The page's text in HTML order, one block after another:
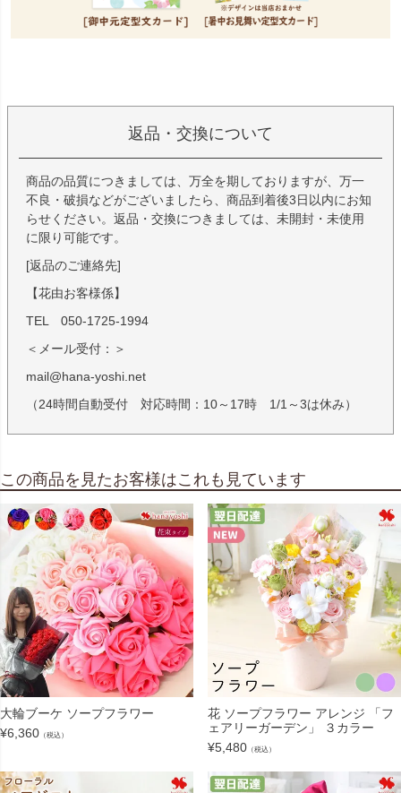
返品・交換について
商品の品質につきましては、万全を期しておりますが、万一
不良・破損などがございましたら、商品到着後3日以内にお知
らせください。返品・交換につきましては、未開封・未使用
に限り可能です。
[返品のご連絡先]
【花由お客様係】
TEL 050-1725-1994
＜メール受付：＞
mail@hana-yoshi.net
（24時間自動受付 対応時間：10～17時 1/1～3は休み）
この商品を見たお客様はこれも見ています
大輪ブーケ ソープフラワー
¥6,360 （税込）
花 ソープフラワー アレンジ 「フ
ェアリーガーデン」 ３カラー
¥5,480 （税込）